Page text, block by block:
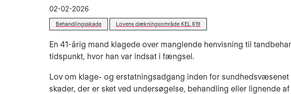
02-02-2026
Behandlingsskade Lovens dækningsområde KEL §19
En 41-årig mand klagede over manglende henvisning til
tidspunkt, hvor han var indsat i fængsel.
Lov om klage- og erstatningsadgang inden for
skader, der er sket ved undersøgelse, behandling eller lignende